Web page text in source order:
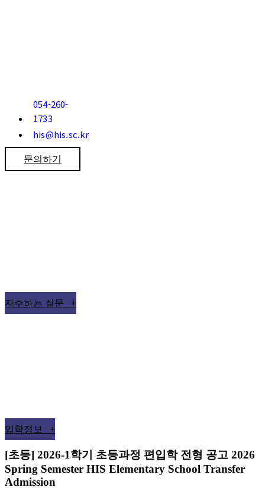
054-260-
1733
his@his.sc.kr
문의하기
자주하는 질문 +
입학정보 +
[초등] 2026-1학기 초등과정 편입학 전형 공고 2026
Spring Semester HIS Elementary School Transfer
Admission